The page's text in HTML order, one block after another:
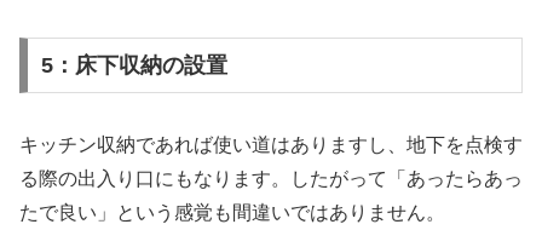
5：床下収納の設置
キッチン収納であれば使い道はありますし、地下を点検す
る際の出入り口にもなります。したがって「あったらあっ
たで良い」という感覚も間違いではありません。